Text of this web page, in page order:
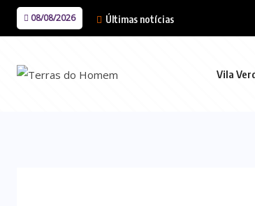
08/08/2026 Últimas notícias
Vila